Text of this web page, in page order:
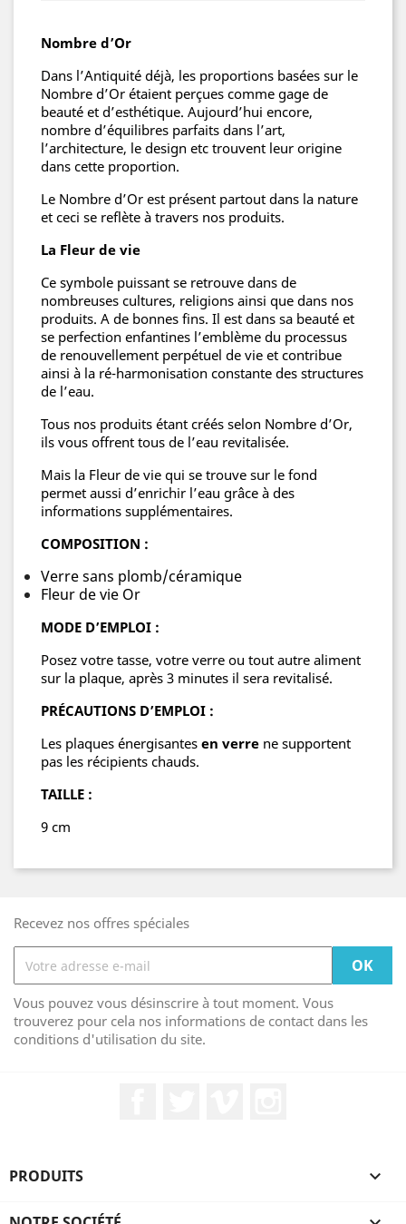
Nombre d’Or
Dans l’Antiquité déjà, les proportions basées sur le
Nombre d’Or étaient perçues comme gage de
beauté et d’esthétique. Aujourd’hui encore,
nombre d’équilibres parfaits dans l’art,
l’architecture, le design etc trouvent leur origine
dans cette proportion.
Le Nombre d’Or est présent partout dans la nature
et ceci se reflète à travers nos produits.
La Fleur de vie
Ce symbole puissant se retrouve dans de
nombreuses cultures, religions ainsi que dans nos
produits. A de bonnes fins. Il est dans sa beauté et
se perfection enfantines l’emblème du processus
de renouvellement perpétuel de vie et contribue
ainsi à la ré-harmonisation constante des structures
de l’eau.
Tous nos produits étant créés selon Nombre d’Or,
ils vous offrent tous de l’eau revitalisée.
Mais la Fleur de vie qui se trouve sur le fond
permet aussi d’enrichir l’eau grâce à des
informations supplémentaires.
COMPOSITION :
Verre sans plomb/céramique
Fleur de vie Or
MODE D’EMPLOI :
Posez votre tasse, votre verre ou tout autre aliment
sur la plaque, après 3 minutes il sera revitalisé.
PRÉCAUTIONS D’EMPLOI :
Les plaques énergisantes en verre ne supportent
pas les récipients chauds.
TAILLE :
9 cm
Recevez nos offres spéciales
Vous pouvez vous désinscrire à tout moment. Vous
trouverez pour cela nos informations de contact dans les
conditions d'utilisation du site.
PRODUITS 